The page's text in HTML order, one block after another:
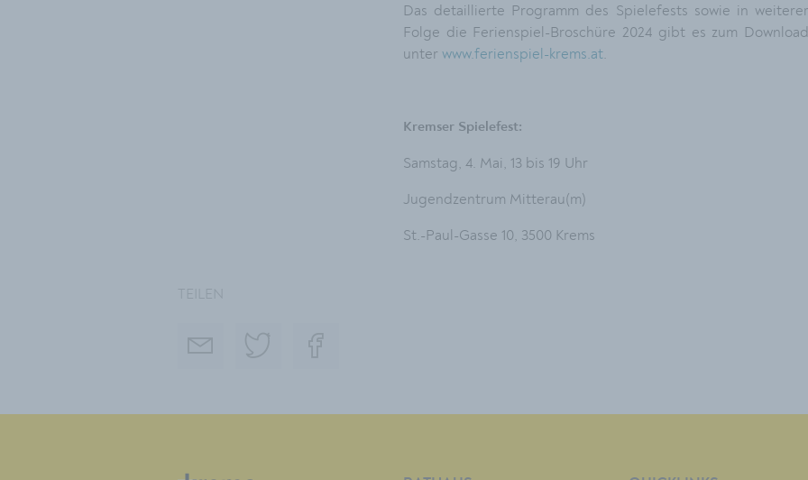
Das detaillierte Programm des Spielefests sowie in weiterer
Folge die Ferienspiel-Broschüre 2024 gibt es zum Download
unter www.ferienspiel-krems.at.
Kremser Spielefest:
Samstag, 4. Mai, 13 bis 19 Uhr
Jugendzentrum Mitterau(m)
St.-Paul-Gasse 10, 3500 Krems